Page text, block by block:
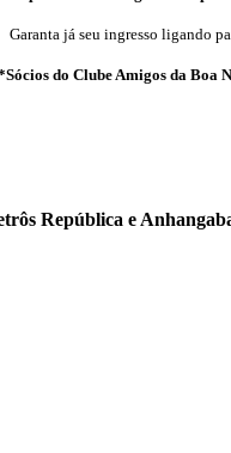
Garanta já seu ingresso ligando
do Clube Amigos da Boa
República e